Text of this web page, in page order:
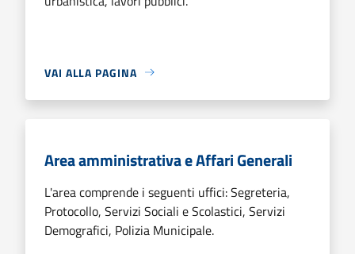
VAI ALLA PAGINA
Area amministrativa e Affari Generali
L'area comprende i seguenti uffici: Segreteria,
Protocollo, Servizi Sociali e Scolastici, Servizi
Demografici, Polizia Municipale.